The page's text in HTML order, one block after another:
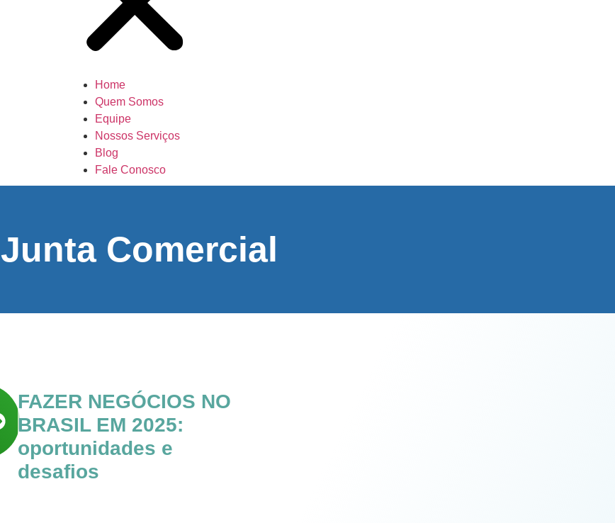
Home
Quem Somos
Equipe
Nossos Serviços
Blog
Fale Conosco
Junta Comercial
FAZER NEGÓCIOS NO
BRASIL EM 2025:
oportunidades e
desafios